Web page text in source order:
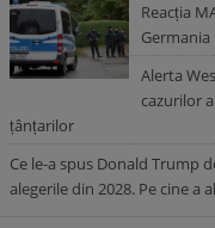
Reacția
Alerta
cazurilor
țânțarilor
Ce le-a spus Donald Trump
alegerile din 2028. Pe cine a